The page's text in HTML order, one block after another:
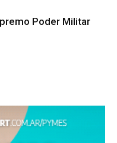
Poder Militar